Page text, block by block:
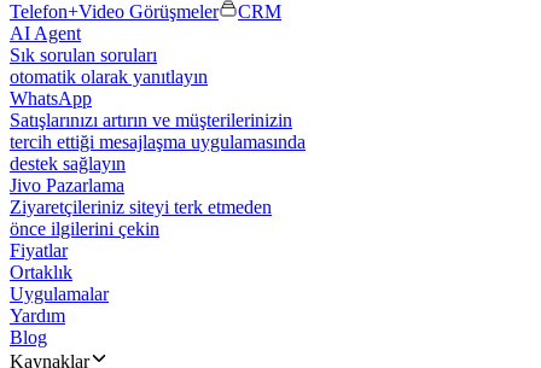
Telefon+Video Görüşmeler
CRM
AI Agent
Sık sorulan soruları
otomatik olarak yanıtlayın
WhatsApp
Satışlarınızı artırın ve müşterilerinizin
tercih ettiği mesajlaşma uygulamasında
destek sağlayın
Jivo Pazarlama
Ziyaretçileriniz siteyi terk etmeden
önce ilgilerini çekin
Fiyatlar
Ortaklık
Uygulamalar
Yardım
Blog
Kaynaklar